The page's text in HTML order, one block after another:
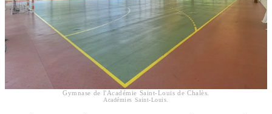
Gymnase de l'Académie Saint-Louis de Chalès.
Académies Saint-Louis.